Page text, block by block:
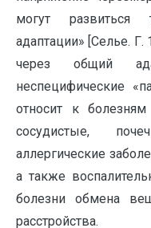
могут развиться
адаптации» [Селье. Г.
через общий
неспецифические
относит к
сосудистые,
аллергические
а также
болезни обмена
расстройства.